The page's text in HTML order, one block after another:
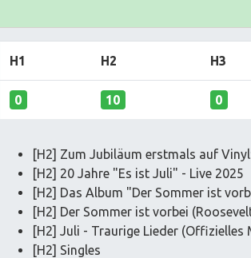
H1 H2 H3
0 10 0
[H2] Zum Jubiläum erstmals auf
[H2] 20 Jahre "Es ist Juli" - Live 2025
[H2] Das Album "Der Sommer ist
[H2] Der Sommer ist vorbei
[H2] Juli - Traurige Lieder (Offizielles
[H2] Singles